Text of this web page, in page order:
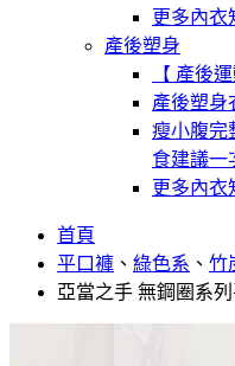
更多內衣
產後塑身
【 產後
產後塑身
瘦小腹完
食建議一
更多內衣
首頁
平口褲 、 綠色系 、 竹
亞當之手 無鋼圈系